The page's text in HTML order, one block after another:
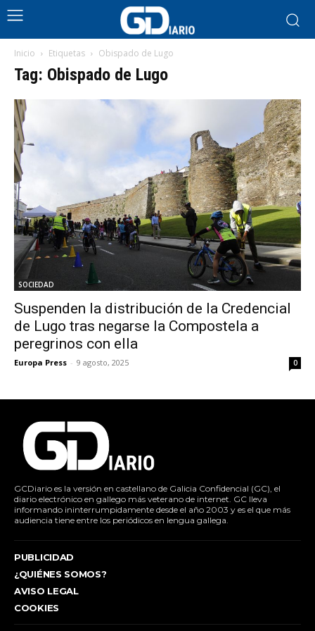
Inicio Etiquetas Obispado de Lugo
Tag: Obispado de Lugo
SOCIEDAD
Suspenden la distribución de la Credencial
de Lugo tras negarse la Compostela a
peregrinos con ella
Europa Press - 9 agosto, 2025 0
GCDiario es la versión en castellano de Galicia Confidencial (GC), el
diario electrónico en gallego más veterano de internet. GC lleva
informando ininterrumpidamente desde el año 2003 y es el que más
audiencia tiene entre los periódicos en lengua gallega.
PUBLICIDAD
¿QUIÉNES SOMOS?
AVISO LEGAL
COOKIES